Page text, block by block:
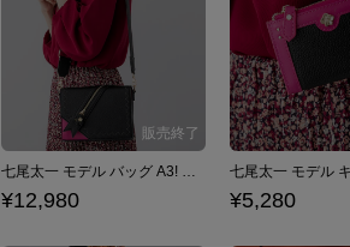
七尾太一 モデル バッグ A3! 秋組
¥12,980 ¥5,280